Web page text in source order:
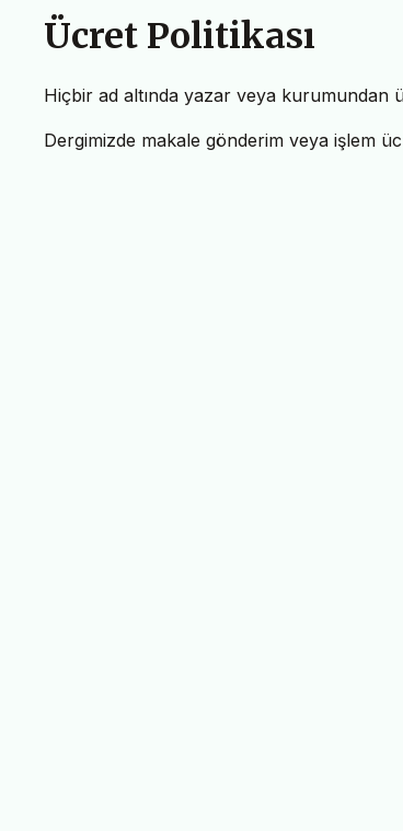
Ücret Politikası
Hiçbir ad altında yazar veya kurumundan
Dergimizde makale gönderim veya işlem